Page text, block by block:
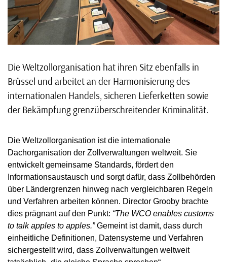
Die Weltzollorganisation hat ihren Sitz ebenfalls in
Brüssel und arbeitet an der Harmonisierung des
internationalen Handels, sicheren Lieferketten sowie
der Bekämpfung grenzüberschreitender Kriminalität.
Die Weltzollorganisation ist die internationale
Dachorganisation der Zollverwaltungen weltweit. Sie
entwickelt gemeinsame Standards, fördert den
Informationsaustausch und sorgt dafür, dass Zollbehörden
über Ländergrenzen hinweg nach vergleichbaren Regeln
und Verfahren arbeiten können. Director Grooby brachte
dies prägnant auf den Punkt: “The WCO enables customs
to talk apples to apples.”Gemeint ist damit, dass durch
einheitliche Definitionen, Datensysteme und Verfahren
sichergestellt wird, dass Zollverwaltungen weltweit